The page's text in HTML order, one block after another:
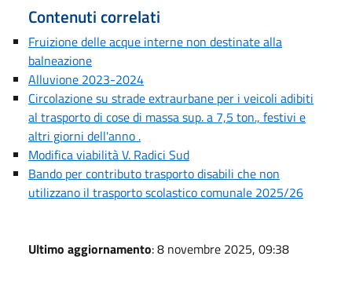
Contenuti correlati
Fruizione delle acque interne non destinate alla
balneazione
Alluvione 2023-2024
Circolazione su strade extraurbane per i veicoli adibiti
al trasporto di cose di massa sup. a 7,5 ton., festivi e
altri giorni dell'anno .
Modifica viabilità V. Radici Sud
Bando per contributo trasporto disabili che non
utilizzano il trasporto scolastico comunale 2025/26
Ultimo aggiornamento: 8 novembre 2025, 09:38